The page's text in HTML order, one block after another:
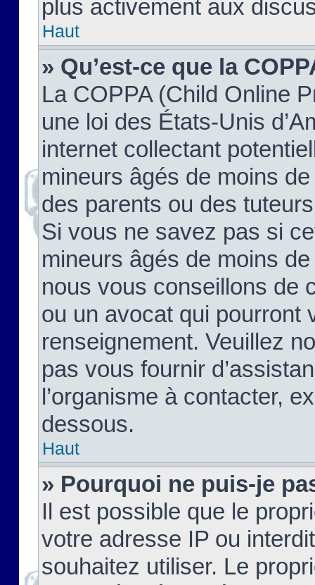
plus activement aux
Haut
» Qu’est-ce que la
La COPPA (Child Online
une loi des États-Unis
internet collectant
mineurs âgés de moins
des parents ou des
Si vous ne savez pas si
mineurs âgés de moins
nous vous conseillons de
ou un avocat qui pourront
renseignement. Veuillez
pas vous fournir
l’organisme à contacter,
dessous.
Haut
» Pourquoi ne puis-je
Il est possible que le
votre adresse IP ou
souhaitez utiliser. Le